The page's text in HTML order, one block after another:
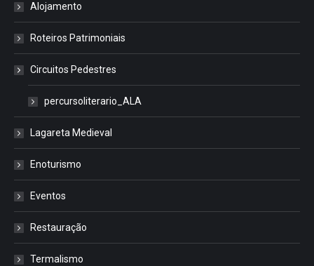
Alojamento
Roteiros Patrimoniais
Circuitos Pedestres
percursoliterario_ALA
Lagareta Medieval
Enoturismo
Eventos
Restauração
Termalismo